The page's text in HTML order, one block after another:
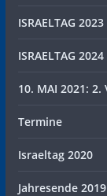
ISRAELTAG 2023
ISRAELTAG 2024
10. MAI 2021:
Termine
Israeltag 2020
Jahresende